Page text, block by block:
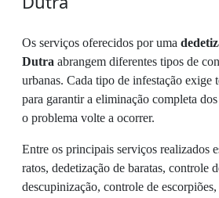
Os serviços oferecidos por uma
Dutra abrangem diferentes tipos de
urbanas. Cada tipo de infestação exige
para garantir a eliminação completa
o problema volte a ocorrer.
Entre os principais serviços realizados
ratos, dedetização de baratas, controle
descupinização, controle de